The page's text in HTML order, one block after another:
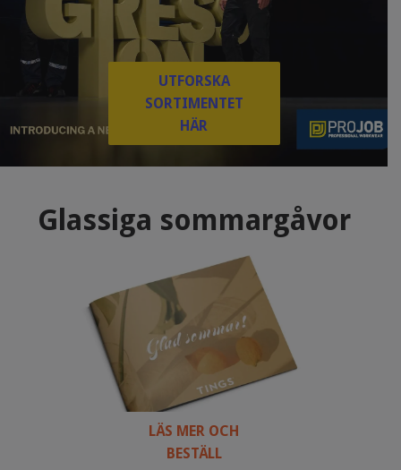
UTFORSKA
SORTIMENTET
HÄR
Glassiga sommargåvor
LÄS MER OCH
BESTÄLL